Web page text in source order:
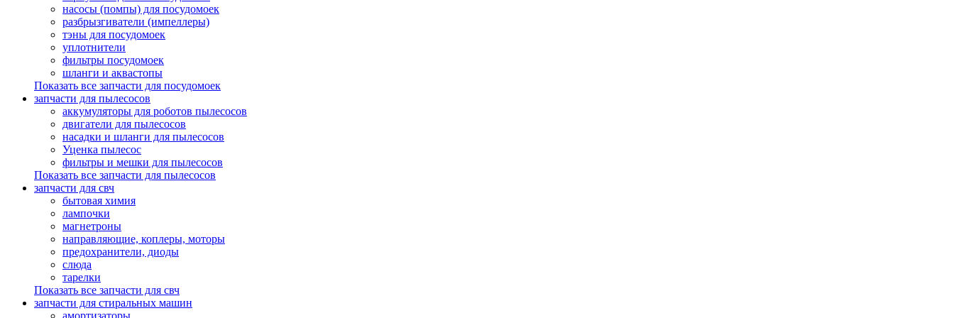
насосы (помпы) для посудомоек
разбрызгиватели (импеллеры)
тэны для посудомоек
уплотнители
фильтры посудомоек
шланги и аквастопы
Показать все запчасти для посудомоек
запчасти для пылесосов
аккумуляторы для роботов пылесосов
двигатели для пылесосов
насадки и шланги для пылесосов
Уценка пылесос
фильтры и мешки для пылесосов
Показать все запчасти для пылесосов
запчасти для свч
бытовая химия
лампочки
магнетроны
направляющие, коплеры, моторы
предохранители, диоды
слюда
тарелки
Показать все запчасти для свч
запчасти для стиральных машин
амортизаторы